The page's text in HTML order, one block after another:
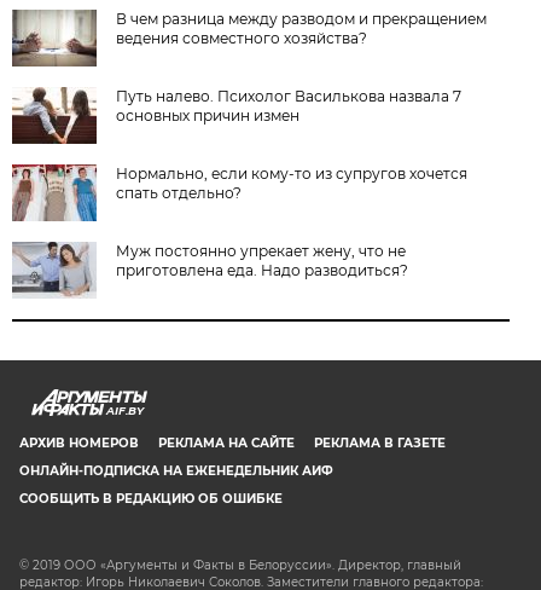
​В чем разница между разводом и прекращением
ведения совместного хозяйства?
Путь налево. Психолог Василькова назвала 7
основных причин измен
Нормально, если кому-то из супругов хочется
спать отдельно?
Муж постоянно упрекает жену, что не
приготовлена еда. Надо разводиться?
AIF.BY
АРХИВ НОМЕРОВ РЕКЛАМА НА САЙТЕ
РЕКЛАМА В ГАЗЕТЕ
ОНЛАЙН-ПОДПИСКА НА ЕЖЕНЕДЕЛЬНИК АИФ
СООБЩИТЬ В РЕДАКЦИЮ ОБ ОШИБКЕ
© 2019 ООО «Аргументы и Факты в Белоруссии». Директор, главный
редактор: Игорь Николаевич Соколов. Заместители главного редактора: